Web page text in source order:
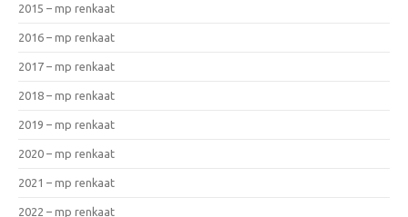
2015 – mp renkaat
2016 – mp renkaat
2017 – mp renkaat
2018 – mp renkaat
2019 – mp renkaat
2020 – mp renkaat
2021 – mp renkaat
2022 – mp renkaat